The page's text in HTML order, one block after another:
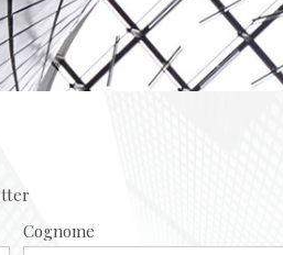
Cognome